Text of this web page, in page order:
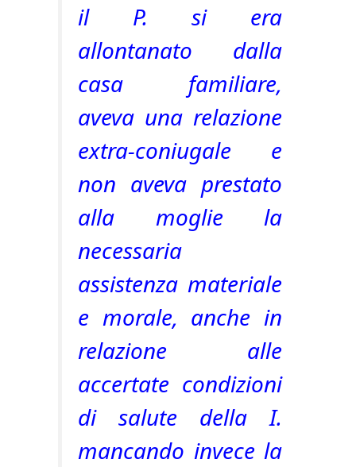
il P. si era
allontanato dalla
casa familiare,
aveva una relazione
extra-coniugale e
non aveva prestato
alla moglie la
necessaria
assistenza materiale
e morale, anche in
relazione alle
accertate condizioni
di salute della I.
mancando invece la